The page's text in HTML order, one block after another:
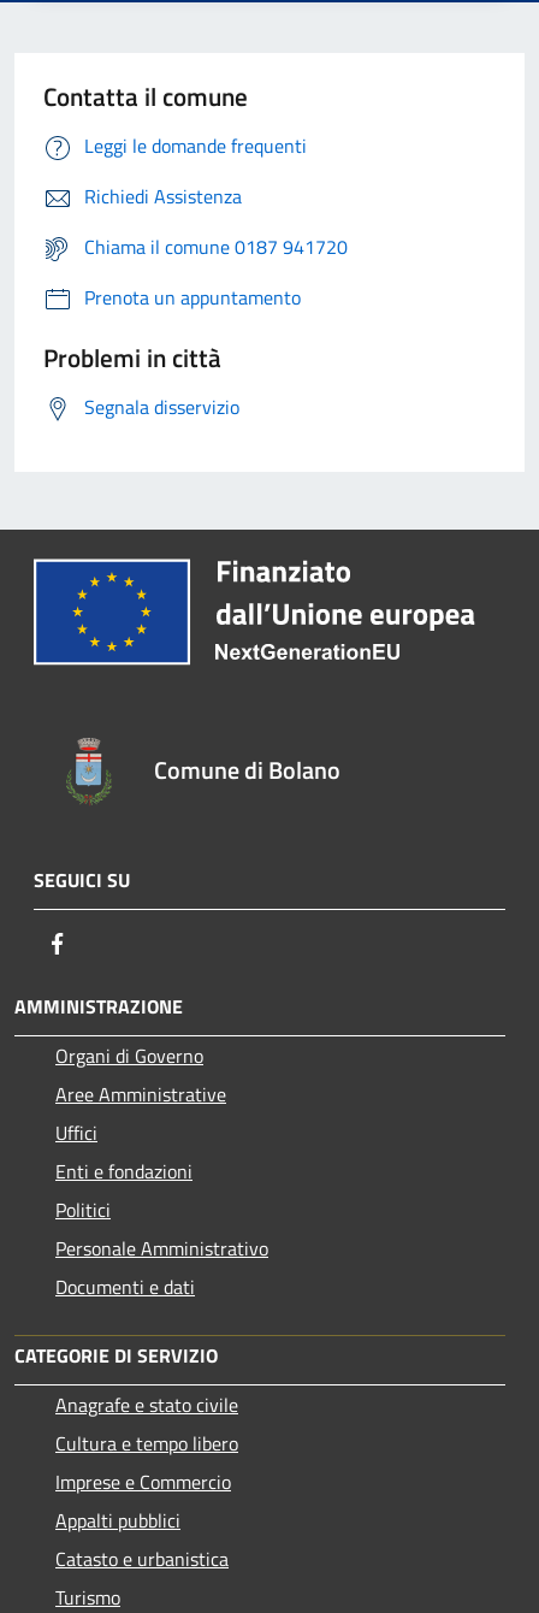
Contatta il comune
Leggi le domande frequenti
Richiedi Assistenza
Chiama il comune 0187 941720
Prenota un appuntamento
Problemi in città
Segnala disservizio
Comune di Bolano
SEGUICI SU
AMMINISTRAZIONE
Organi di Governo
Aree Amministrative
Uffici
Enti e fondazioni
Politici
Personale Amministrativo
Documenti e dati
CATEGORIE DI SERVIZIO
Anagrafe e stato civile
Cultura e tempo libero
Imprese e Commercio
Appalti pubblici
Catasto e urbanistica
Turismo